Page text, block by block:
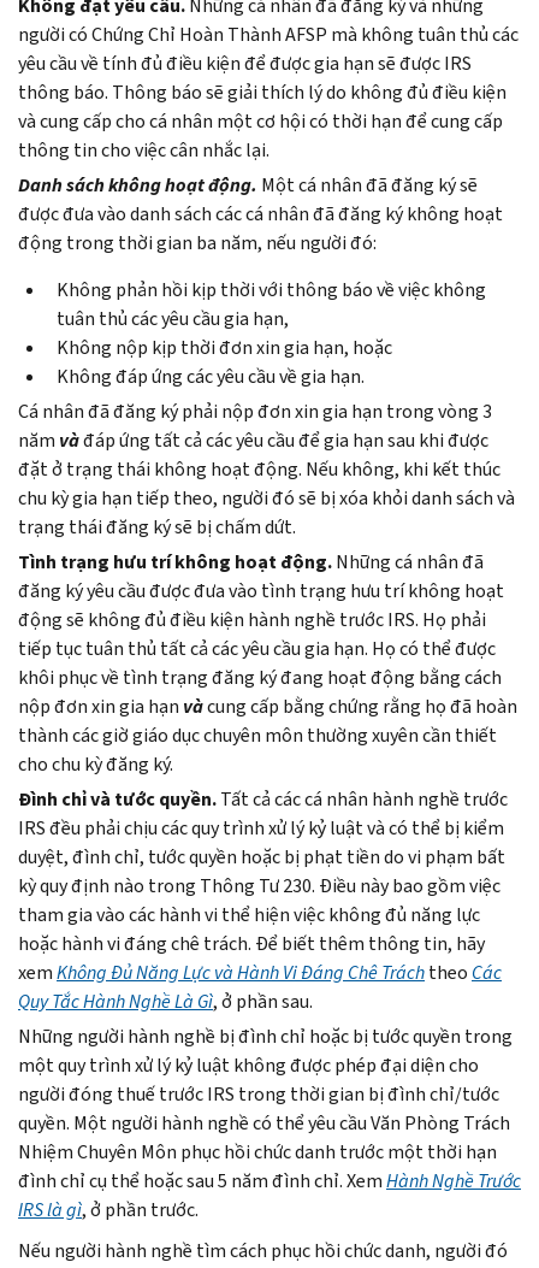
người có Chứng Chỉ Hoàn Thành AFSP mà không tuân thủ các
yêu cầu về tính đủ điều kiện để được gia hạn sẽ được IRS
thông báo. Thông báo sẽ giải thích lý do không đủ điều kiện
và cung cấp cho cá nhân một cơ hội có thời hạn để cung cấp
thông tin cho việc cân nhắc lại.
Danh sách không hoạt động. Một cá nhân đã đăng ký sẽ
được đưa vào danh sách các cá nhân đã đăng ký không hoạt
động trong thời gian ba năm, nếu người đó:
Không phản hồi kịp thời với thông báo về việc không
tuân thủ các yêu cầu gia hạn,
Không nộp kịp thời đơn xin gia hạn, hoặc
Không đáp ứng các yêu cầu về gia hạn.
Cá nhân đã đăng ký phải nộp đơn xin gia hạn trong vòng 3
năm vàđáp ứng tất cả các yêu cầu để gia hạn sau khi được
đặt ở trạng thái không hoạt động. Nếu không, khi kết thúc
chu kỳ gia hạn tiếp theo, người đó sẽ bị xóa khỏi danh sách và
trạng thái đăng ký sẽ bị chấm dứt.
Tình trạng hưu trí không hoạt động.Những cá nhân đã
đăng ký yêu cầu được đưa vào tình trạng hưu trí không hoạt
động sẽ không đủ điều kiện hành nghề trước IRS. Họ phải
tiếp tục tuân thủ tất cả các yêu cầu gia hạn. Họ có thể được
khôi phục về tình trạng đăng ký đang hoạt động bằng cách
nộp đơn xin gia hạn vàcung cấp bằng chứng rằng họ đã hoàn
thành các giờ giáo dục chuyên môn thường xuyên cần thiết
cho chu kỳ đăng ký.
Đình chỉ và tước quyền.Tất cả các cá nhân hành nghề trước
IRS đều phải chịu các quy trình xử lý kỷ luật và có thể bị kiểm
duyệt, đình chỉ, tước quyền hoặc bị phạt tiền do vi phạm bất
kỳ quy định nào trong Thông Tư 230. Điều này bao gồm việc
tham gia vào các hành vi thể hiện việc không đủ năng lực
hoặc hành vi đáng chê trách. Để biết thêm thông tin, hãy
xemKhông Đủ Năng Lực và Hành Vi Đáng Chê Tráchtheo Các
Quy Tắc Hành Nghề Là Gì, ở phần sau.
Những người hành nghề bị đình chỉ hoặc bị tước quyền trong
một quy trình xử lý kỷ luật không được phép đại diện cho
người đóng thuế trước IRS trong thời gian bị đình chỉ/tước
quyền. Một người hành nghề có thể yêu cầu Văn Phòng Trách
Nhiệm Chuyên Môn phục hồi chức danh trước một thời hạn
đình chỉ cụ thể hoặc sau 5 năm đình chỉ. XemHành Nghề Trước
IRS là gì, ở phần trước.
Nếu người hành nghề tìm cách phục hồi chức danh, người đó